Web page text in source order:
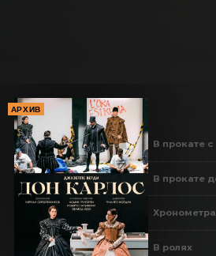
АРХИВ
В прокате с
В прокате
В ролях